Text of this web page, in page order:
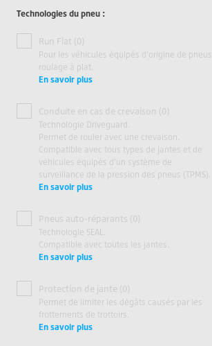
Technologies du pneu :
Run Flat (0)
Pour les véhicules équipés d'origine de pneus
roulage à plat.
En savoir plus
Conduite en cas de crevaison (0)
Technologie Driveguard.
Permet de rouler avec une crevaison.
Compatible avec tous types de jantes et de
véhicules équipés d'un système de
surveillance de la pression des pneus (TPMS).
En savoir plus
Pneus auto-réparants (0)
Technologie SEAL.
Compatible avec toutes les jantes.
En savoir plus
Protection de jante (0)
Permet de limiter les dégâts causés par les
frottements de trottoirs.
En savoir plus